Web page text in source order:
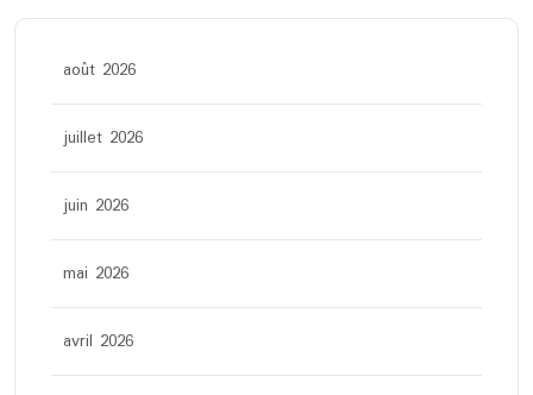
août 2026
juillet 2026
juin 2026
mai 2026
avril 2026